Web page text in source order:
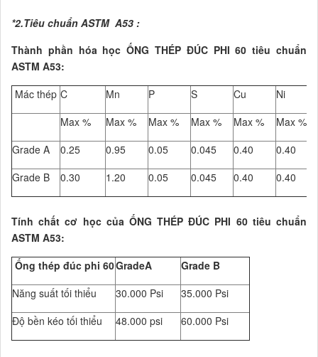
*2.Tiêu chuẩn ASTM A53 :
Thành phần hóa học ỐNG THÉP ĐÚC PHI 60 tiêu chuẩn
ASTM A53:
Mác thép C Mn P S Cu
Ni
Max %
Max % Max % Max % Max %
Max %
Grade A
0.25 0.95 0.05 0.045 0.40
0.40
Grade B
0.30 1.20 0.05 0.045 0.40 0.40
Tính chất cơ học của ỐNG THÉP ĐÚC PHI 60 tiêu chuẩn
ASTM A53:
Ống thép đúc phi 60GradeA
Grade B
Năng suất tối thiểu
30.000 Psi
35.000 Psi
Độ bền kéo tối thiểu
48.000 psi 60.000 Psi